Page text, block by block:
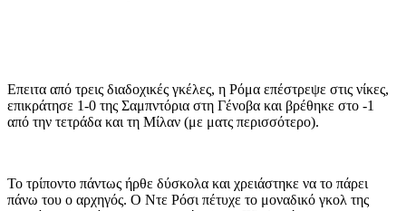
Επειτα από τρεις διαδοχικές γκέλες, η Ρόμα επέστρεψε στις νίκες,
επικράτησε 1-0 της Σαμπντόρια στη Γένοβα και βρέθηκε στο -1
από την τετράδα και τη Μίλαν (με ματς περισσότερο).
Το τρίποντο πάντως ήρθε δύσκολα και χρειάστηκε να το πάρει
πάνω του ο αρχηγός. Ο Ντε Ρόσι πέτυχε το μοναδικό γκολ της